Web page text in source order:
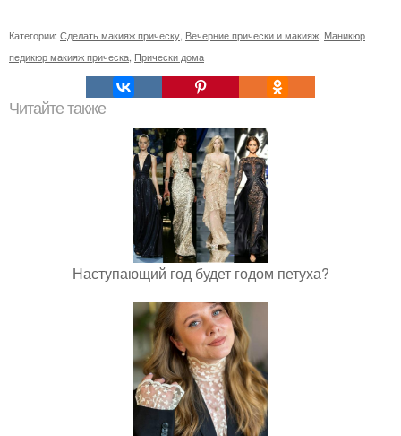
Категории: Сделать макияж прическу Вечерние прически и макияж Маникюр
педикюр макияж прическа Прически дома
Читайте также
Наступающий год будет годом петуха?